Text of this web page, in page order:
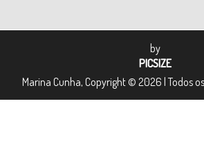
by
PICSIZE
Marina Cunha, Copyright © 2026 | Todos